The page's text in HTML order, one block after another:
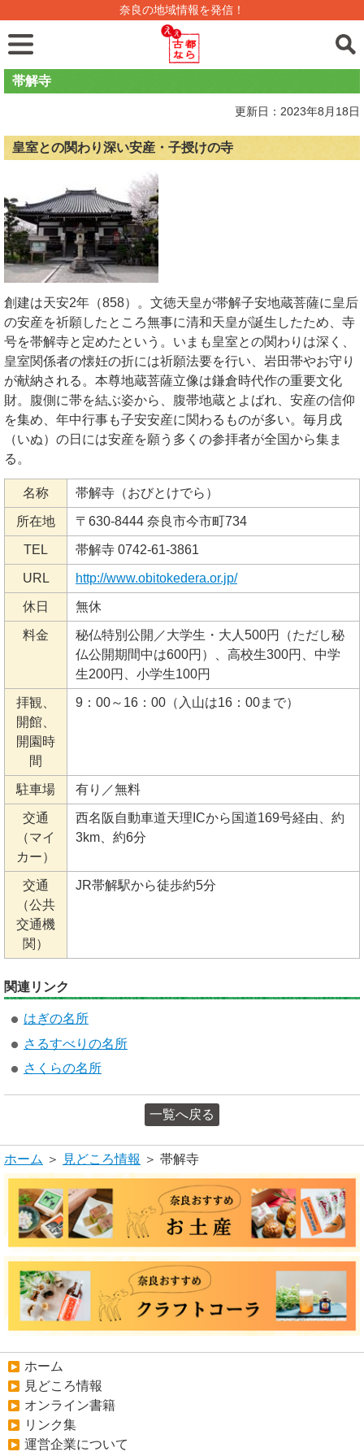
奈良の地域情報を発信！
帯解寺
更新日：2023年8月18日
皇室との関わり深い安産・子授けの寺
創建は天安2年（858）。文徳天皇が帯解子安地蔵菩薩に皇后
の安産を祈願したところ無事に清和天皇が誕生したため、寺
号を帯解寺と定めたという。いまも皇室との関わりは深く、
皇室関係者の懐妊の折には祈願法要を行い、岩田帯やお守り
が献納される。本尊地蔵菩薩立像は鎌倉時代作の重要文化
財。腹側に帯を結ぶ姿から、腹帯地蔵とよばれ、安産の信仰
を集め、年中行事も子安安産に関わるものが多い。毎月戌
（いぬ）の日には安産を願う多くの参拝者が全国から集ま
る。
名称 帯解寺（おびとけでら）
所在地 〒630-8444 奈良市今市町734
TEL 帯解寺 0742-61-3861
URL http://www.obitokedera.or.jp/
休日 無休
料金
秘仏特別公開／大学生・大人500円（ただし秘
仏公開期間中は600円）、高校生300円、中学
生200円、小学生100円
拝観、
開館、
開園時
間
9：00～16：00（入山は16：00まで）
駐車場 有り／無料
交通
（マイ
カー）
西名阪自動車道天理ICから国道169号経由、約
3km、約6分
交通
（公共
交通機
関）
JR帯解駅から徒歩約5分
関連リンク
はぎの名所
さるすべりの名所
さくらの名所
一覧へ戻る
ホーム ＞ 見どころ情報 ＞ 帯解寺
ホーム
見どころ情報
オンライン書籍
リンク集
運営企業について